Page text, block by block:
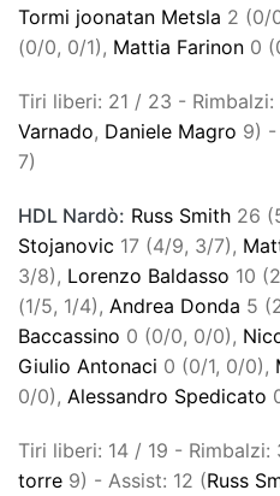
Tormi joonatan Metsla 2 (0/
(0/0, 0/1), Mattia Farinon 0
Tiri liberi: 21 / 23 -
Varnado, Daniele Magro 9) -
7)
HDL Nardò: Russ Smith 26
Stojanovic 17 (4/9, 3/7),
3/8), Lorenzo Baldasso 10
(1/5, 1/4), Andrea Donda 5
Baccassino 0 (0/0, 0/0),
Giulio Antonaci 0 (0/1, 0/0),
0/0), Alessandro Spedicato
Tiri liberi: 14 / 19 - Rimbalzi:
torre 9) - Assist: 12 (Russ